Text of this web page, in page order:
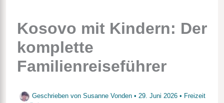
Kosovo mit Kindern: Der
komplette
Familienreiseführer
Geschrieben von Susanne Vonden • 29. Juni 2026 • Freizeit